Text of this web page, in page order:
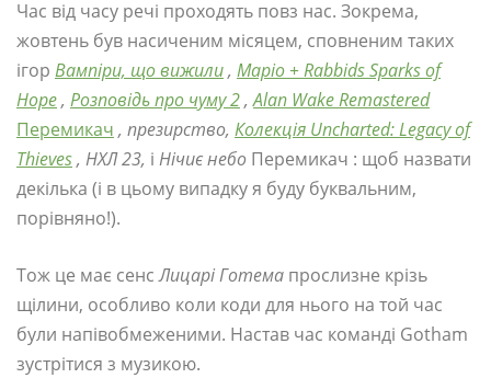
Час від часу речі проходять повз нас. Зокрема,
жовтень був насиченим місяцем, сповненим таких
ігор Вампіри, що вижили, Маріо + Rabbids Sparks of
Hope, Розповідь про чуму 2,Alan Wake Remastered
Перемикач , презирство, Колекція Uncharted: Legacy of
Thieves, НХЛ 23, і Нічиє небо Перемикач : щоб назвати
декілька (і в цьому випадку я буду буквальним,
порівняно!).
Тож це має сенсЛицарі Готема прослизне крізь
щілини, особливо коли коди для нього на той час
були напівобмеженими. Настав час команді Gotham
зустрітися з музикою.